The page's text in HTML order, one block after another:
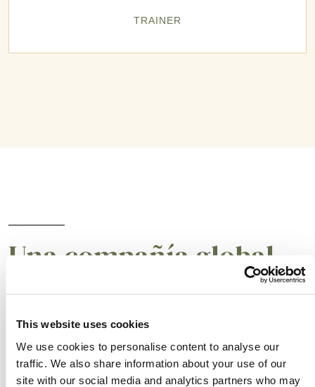
This website uses cookies
We use cookies to personalise content to analyse our
traffic. We also share information about your use of our
site with our social media and analytics partners who may
TRAINER
Una compañía global
confiar
Un aliado para tener prácticas comerciales más